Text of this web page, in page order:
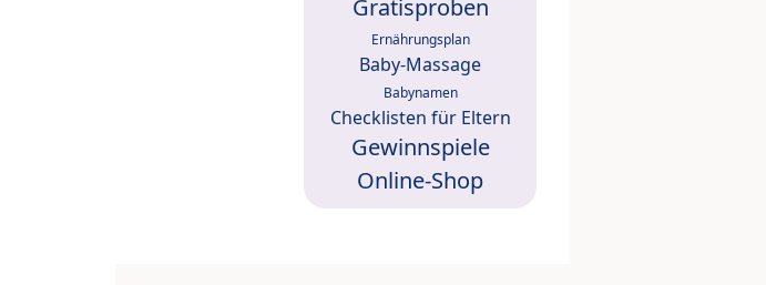
Gratisproben
Ernährungsplan
Baby-Massage
Babynamen
Checklisten für Eltern
Gewinnspiele
Online-Shop